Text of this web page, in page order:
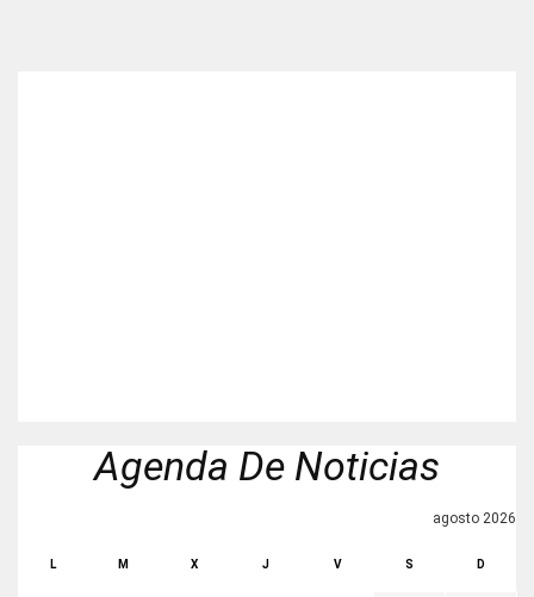
Agenda De Noticias
agosto 2026
L M X J V S D